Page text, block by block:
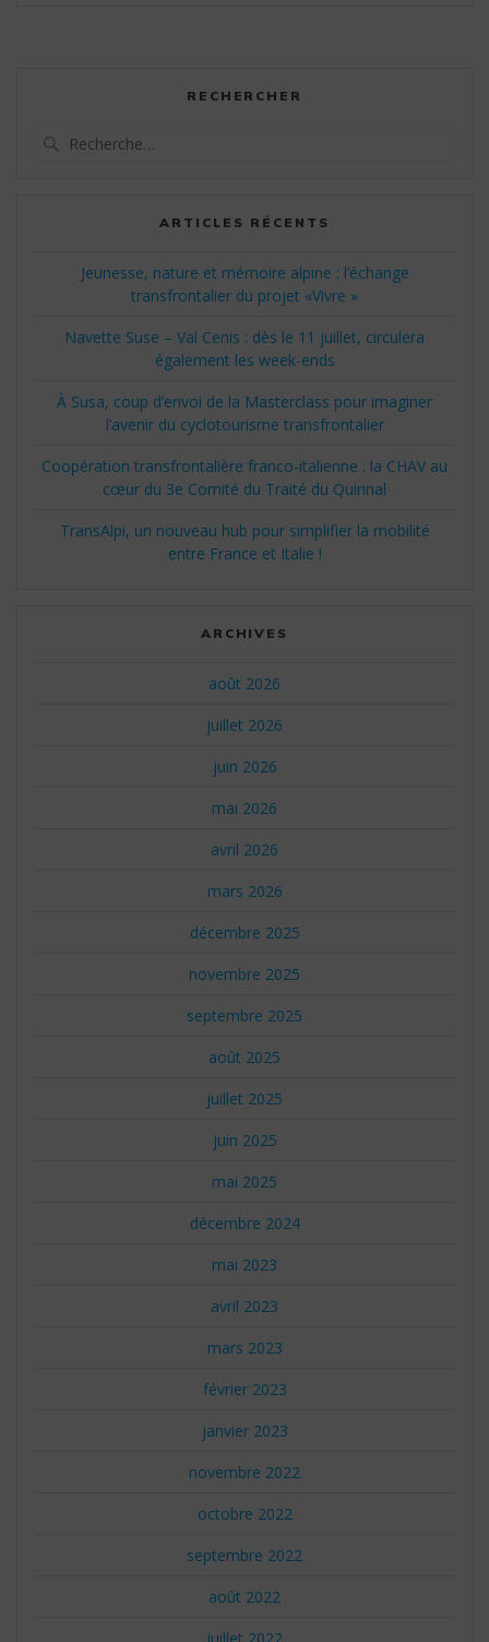
RECHERCHER
ARTICLES RÉCENTS
Jeunesse, nature et mémoire alpine : l’échange
transfrontalier du projet «Vivre »
Navette Suse – Val Cenis : dès le 11 juillet, circulera
également les week-ends
À Susa, coup d’envoi de la Masterclass pour imaginer
l’avenir du cyclotourisme transfrontalier
Coopération transfrontalière franco-italienne : la CHAV au
cœur du 3e Comité du Traité du Quirinal
TransAlpi, un nouveau hub pour simplifier la mobilité
entre France et Italie !
ARCHIVES
août 2026
juillet 2026
juin 2026
mai 2026
avril 2026
mars 2026
décembre 2025
novembre 2025
septembre 2025
août 2025
juillet 2025
juin 2025
mai 2025
décembre 2024
mai 2023
avril 2023
mars 2023
février 2023
janvier 2023
novembre 2022
octobre 2022
septembre 2022
août 2022